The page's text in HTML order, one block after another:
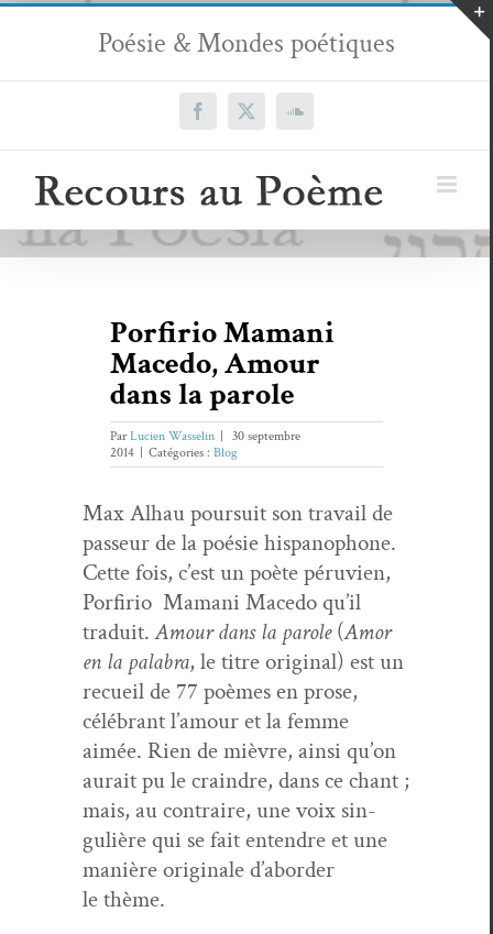
Passer
contenu
Poésie & Mondes poétiques
Facebook
X SoundCloud
Porfirio Mamani
Macedo, Amour
dans la parole
ParLucien Wasselin
30 septembre
2014
Catégories : Blog
Max Alhau pour­suit son tra­vail de
passeur de la poésie his­panophone.
Cette fois, c’est un poète péru­vien,
Por­firio Mamani Mace­do qu’il
traduit.Amour dans la parole(Amor
en la pal­abra, le titre orig­i­nal) est un
recueil de 77 poèmes en prose,
célébrant l’amour et la femme
aimée. Rien de mièvre, ain­si qu’on
aurait pu le crain­dre, dans ce chant ;
mais, au con­traire, une voix sin­
gulière qui se fait enten­dre et une
manière orig­i­nale d’abor­der
le thème.